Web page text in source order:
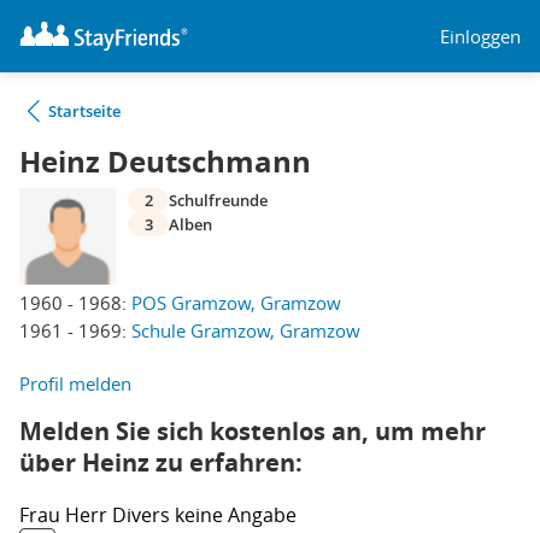
Einloggen
Startseite
Heinz Deutschmann
1960 - 1968: POS Gramzow, Gramzow
1961 - 1969: Schule Gramzow, Gramzow
2
Schulfreunde
3
Alben
Profil melden
Melden Sie sich kostenlos an, um mehr
über Heinz zu erfahren:
Frau Herr Divers keine Angabe